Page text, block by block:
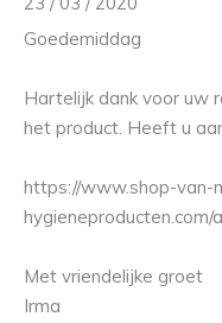
Goedemiddag
Hartelijk dank voor uw
het product. Heeft u
https://www.shop-van-
Met vriendelijke groet
Irma